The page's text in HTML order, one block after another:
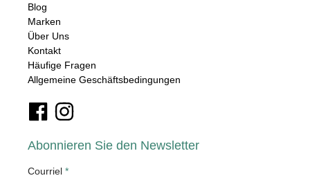
Blog
Marken
Über Uns
Kontakt
Häufige Fragen
Allgemeine Geschäftsbedingungen
Abonnieren Sie den Newsletter
Courriel *